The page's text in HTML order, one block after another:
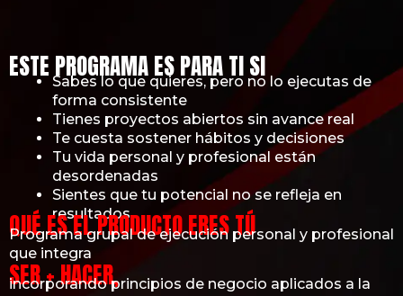
ESTE PROGRAMA ES PARA TI SI
Sabes lo que quieres, pero no lo ejecutas de
forma consistente
Tienes proyectos abiertos sin avance real
Te cuesta sostener hábitos y decisiones
Tu vida personal y profesional están
desordenadas
Sientes que tu potencial no se refleja en
resultados
QUÉ ES EL PRODUCTO ERES TÚ
Programa grupal de ejecución personal y profesional
que integra
SER + HACER,
incorporando principios de negocio aplicados a la